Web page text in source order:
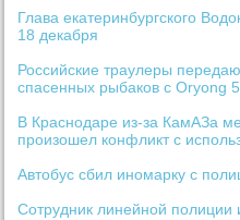
Глава екатеринбургского
18 декабря
Российские траулеры
спасенных рыбаков c Oryong
В Краснодаре из-за КамАЗа
произошел конфликт с
Автобус сбил иномарку с
Сотрудник линейной полиции